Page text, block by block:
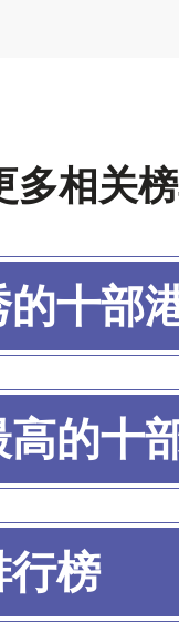
多相关
的十部
的十
行榜